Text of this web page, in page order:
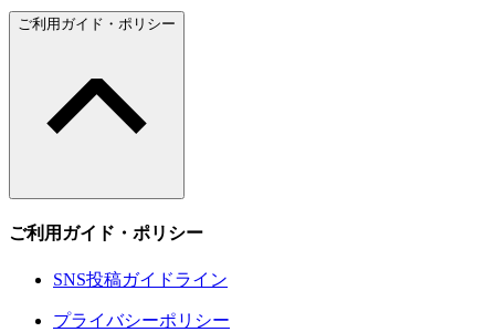
ご利用ガイド・ポリシー
ご利用ガイド・ポリシー
SNS投稿ガイドライン
プライバシーポリシー